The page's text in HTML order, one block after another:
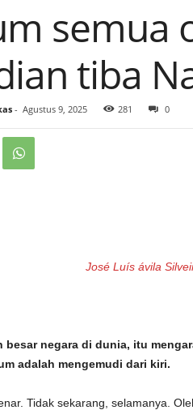
semua
tiba
- Agustus 9, 2025 281 0
José Luís ávila
besar negara di dunia, itu
adalah mengemudi dari kiri.
Tidak sekarang, selamanya.